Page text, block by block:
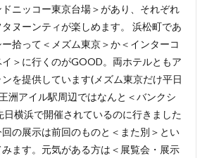
ニッコー東京台場＞があり、それぞれ
ヌーンティが楽しめます。 浜松町であ
拾って＜メズム東京＞か＜インターコ
＞に行くのがGOOD。両ホテルともア
を提供しています(メズム東京だけ平日
洲アイル駅周辺ではなんと＜バンクシ
日横浜で開催されているのに行きました
の展示は前回のものと＜また別＞とい
ます。元気がある方は＜展覧会・展示